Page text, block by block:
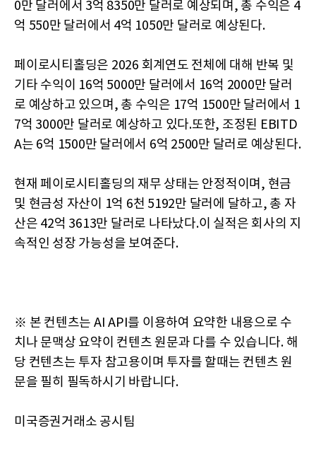
0만 달러에서 3억 8350만 달러로 예상되며, 총 수익은 4
억 550만 달러에서 4억 1050만 달러로 예상된다.
페이로시티홀딩은 2026 회계연도 전체에 대해 반복 및
기타 수익이 16억 5000만 달러에서 16억 2000만 달러
로 예상하고 있으며, 총 수익은 17억 1500만 달러에서 1
7억 3000만 달러로 예상하고 있다.또한, 조정된 EBITD
A는 6억 1500만 달러에서 6억 2500만 달러로 예상된다.
현재 페이로시티홀딩의 재무 상태는 안정적이며, 현금
및 현금성 자산이 1억 6천 5192만 달러에 달하고, 총 자
산은 42억 3613만 달러로 나타났다.이 실적은 회사의 지
속적인 성장 가능성을 보여준다.
※ 본 컨텐츠는 AI API를 이용하여 요약한 내용으로 수
치나 문맥상 요약이 컨텐츠 원문과 다를 수 있습니다. 해
당 컨텐츠는 투자 참고용이며 투자를 할때는 컨텐츠 원
문을 필히 필독하시기 바랍니다.
미국증권거래소 공시팀